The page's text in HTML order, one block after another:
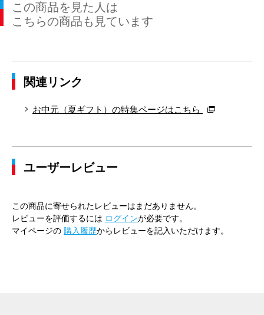
この商品を見た人は
こちらの商品も見ています
関連リンク
お中元（夏ギフト）の特集ページはこちら
ユーザーレビュー
この商品に寄せられたレビューはまだありません。
レビューを評価するには ログインが必要です。
マイページの 購入履歴からレビューを記入いただけます。